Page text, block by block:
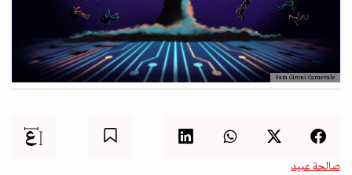
Sara Gironi Carnevale
صالحة عبيد